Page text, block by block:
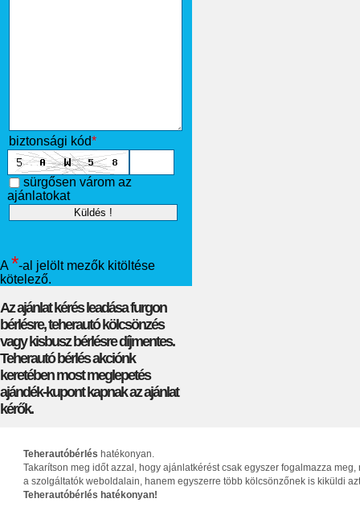
biztonsági kód*
sürgősen várom az
ajánlatokat
A *-al jelölt mezők kitöltése
kötelező.
Az ajánlat kérés leadása furgon
bérlésre, teherautó kölcsönzés
vagy kisbusz bérlésre díjmentes.
Teherautó bérlés akciónk
keretében most meglepetés
ajándék-kupont kapnak az ajánlat
kérők.
Teherautóbérlés hatékonyan.
Takarítson meg időt azzal, hogy ajánlatkérést csak egyszer fogalmazza
a szolgáltatók weboldalain, hanem egyszerre több kölcsönzőnek is kiküldi
Teherautóbérlés hatékonyan!